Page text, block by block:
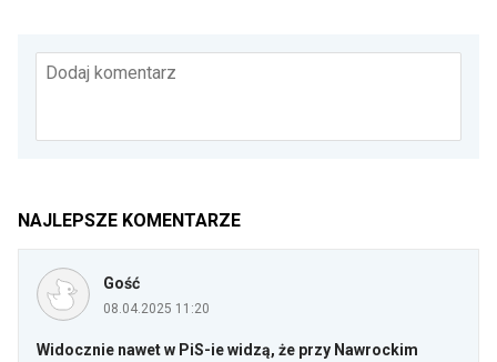
Dodaj komentarz
NAJLEPSZE KOMENTARZE
Gość
08.04.2025 11:20
Widocznie nawet w PiS-ie widzą, że przy Nawrockim